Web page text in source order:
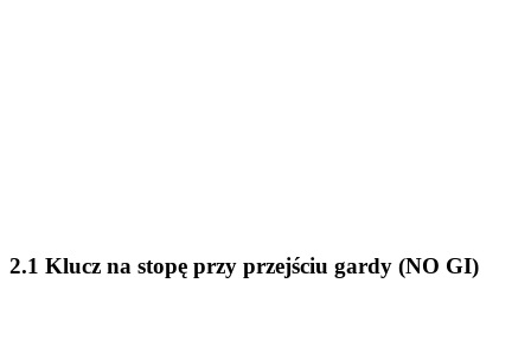
2.1 Klucz na stopę przy przejściu gardy (NO GI)